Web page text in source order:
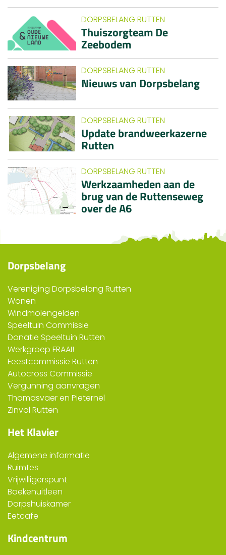
DORPSBELANG RUTTEN
Thuiszorgteam De
Zeebodem
DORPSBELANG RUTTEN
Nieuws van Dorpsbelang
DORPSBELANG RUTTEN
Update brandweerkazerne
Rutten
DORPSBELANG RUTTEN
Werkzaamheden aan de
brug van de Ruttenseweg
over de A6
Dorpsbelang
Vereniging Dorpsbelang Rutten
Wonen
Windmolengelden
Speeltuin Commissie
Donatie Speeltuin Rutten
Werkgroep FRAAI!
Feestcommissie Rutten
Autocross Commissie
Vergunning aanvragen
Thomasvaer en Pieternel
Zinvol Rutten
Het Klavier
Algemene informatie
Ruimtes
Vrijwilligerspunt
Boekenuitleen
Dorpshuiskamer
Eetcafe
Kindcentrum